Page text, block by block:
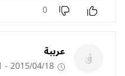
0
عرببة
2015/04/18 - 07:11